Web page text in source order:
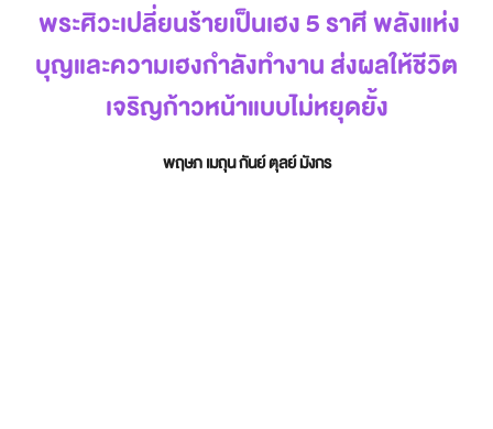
พระศิวะเปลี่ยนร้ายเป็นเฮง 5 ราศี พลังแห่ง
บุญและความเฮงกำลังทำงาน ส่งผลให้ชีวิต
เจริญก้าวหน้าแบบไม่หยุดยั้ง
พฤษภ เมถุน กันย์ ตุลย์ มังกร